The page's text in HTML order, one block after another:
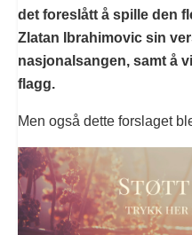
det foreslått å spille den
Zlatan Ibrahimovic sin
nasjonalsangen, samt å
flagg.
Men også dette forslaget